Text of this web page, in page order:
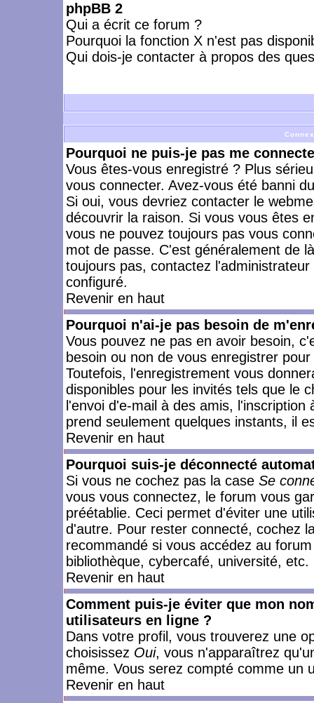
phpBB 2
Qui a écrit ce forum ?
Pourquoi la fonction X n'est pas
Qui dois-je contacter à propos des
Pourquoi ne puis-je pas me
Vous êtes-vous enregistré ? Plus
vous connecter. Avez-vous été banni
Si oui, vous devriez contacter le
découvrir la raison. Si vous vous êtes
vous ne pouvez toujours pas vous
mot de passe. C'est généralement de
toujours pas, contactez
configuré.
Revenir en haut
Pourquoi n'ai-je pas besoin de
Vous pouvez ne pas en avoir besoin,
besoin ou non de vous enregistrer
Toutefois, l'enregistrement vous
disponibles pour les invités tels que le
l'envoi d'e-mail à des amis,
prend seulement quelques instants, il
Revenir en haut
Pourquoi suis-je déconnecté
Si vous ne cochez pas la case Se
vous vous connectez, le forum vous
préétablie. Ceci permet d'éviter une
d'autre. Pour rester connecté, cochez
recommandé si vous accédez au
bibliothèque, cybercafé, université, etc.
Revenir en haut
Comment puis-je éviter que mon
utilisateurs en ligne ?
Dans votre profil, vous trouverez une
choisissez Oui, vous n'apparaîtrez
même. Vous serez compté comme un
Revenir en haut